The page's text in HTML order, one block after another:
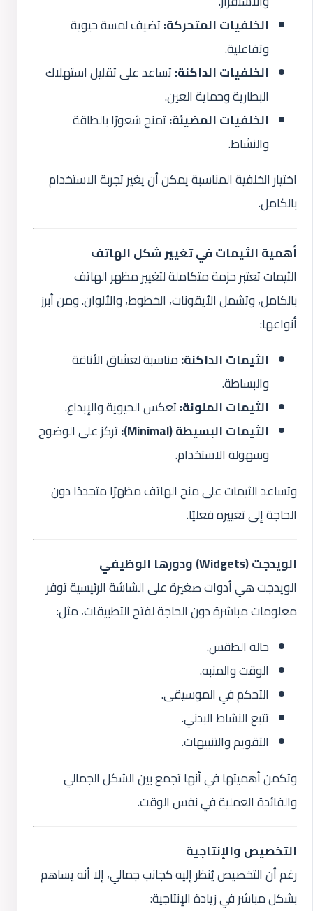
الخلفيات المتحركة:تضيف لمسة حيوية
وتفاعلية.
الخلفيات الداكنة:تساعد على تقليل استهلاك
البطارية وحماية العين.
الخلفيات المضيئة:تمنح شعورًا بالطاقة
والنشاط.
اختيار الخلفية المناسبة يمكن أن يغير تجربة الاستخدام
بالكامل.
أهمية الثيمات في تغيير شكل الهاتف
الثيمات تعتبر حزمة متكاملة لتغيير مظهر الهاتف
بالكامل، وتشمل الأيقونات، الخطوط، والألوان. ومن أبرز
أنواعها:
الثيمات الداكنة:مناسبة لعشاق الأناقة
والبساطة.
الثيمات الملونة:تعكس الحيوية والإبداع.
الثيمات البسيطة (Minimal):
تركز على الوضوح
وسهولة الاستخدام.
وتساعد الثيمات على منح الهاتف مظهرًا متجددًا دون
الحاجة إلى تغييره فعليًا.
الويدجت (Widgets) ودورها الوظيفي
الويدجت هي أدوات صغيرة على الشاشة الرئيسية توفر
معلومات مباشرة دون الحاجة لفتح التطبيقات، مثل:
حالة الطقس.
الوقت والمنبه.
التحكم في الموسيقى.
تتبع النشاط البدني.
التقويم والتنبيهات.
وتكمن أهميتها في أنها تجمع بين الشكل الجمالي
والفائدة العملية في نفس الوقت.
التخصيص والإنتاجية
رغم أن التخصيص يُنظر إليه كجانب جمالي، إلا أنه يساهم
بشكل مباشر في زيادة الإنتاجية: